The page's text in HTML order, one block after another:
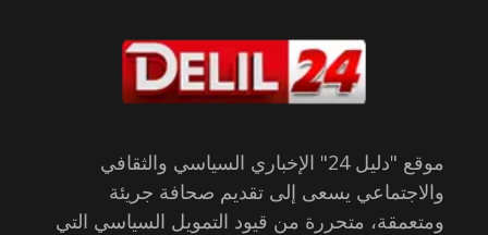
موقع "دليل 24" الإخباري السياسي والثقافي
والاجتماعي يسعى إلى تقديم صحافة جريئة
ومتعمقة، متحررة من قيود التمويل السياسي التي